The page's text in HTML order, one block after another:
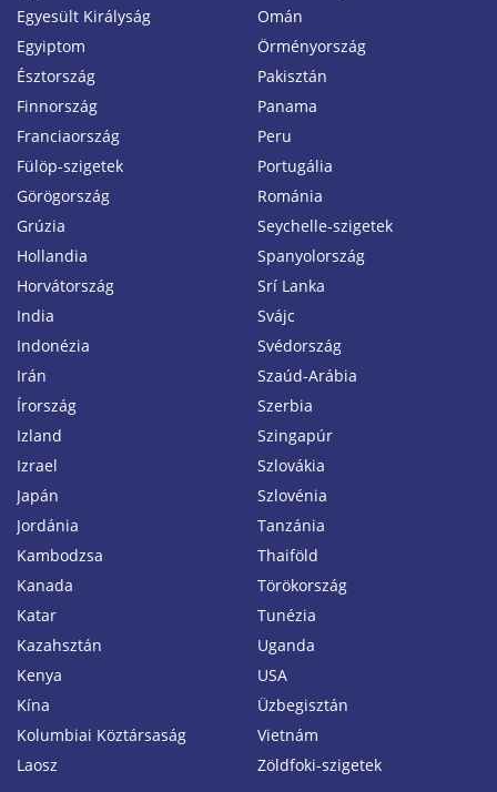
Egyesült Királyság
Egyiptom
Észtország
Finnország
Franciaország
Fülöp-szigetek
Görögország
Grúzia
Hollandia
Horvátország
India
Indonézia
Irán
Írország
Izland
Izrael
Japán
Jordánia
Kambodzsa
Kanada
Katar
Kazahsztán
Kenya
Kína
Kolumbiai Köztársaság
Laosz
Omán
Örményország
Pakisztán
Panama
Peru
Portugália
Románia
Seychelle-szigetek
Spanyolország
Srí Lanka
Svájc
Svédország
Szaúd-Arábia
Szerbia
Szingapúr
Szlovákia
Szlovénia
Tanzánia
Thaiföld
Törökország
Tunézia
Uganda
USA
Üzbegisztán
Vietnám
Zöldfoki-szigetek